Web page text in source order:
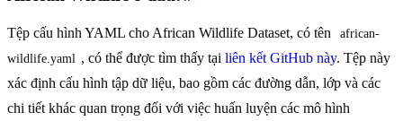
Tệp cấu hình YAML cho African Wildlife Dataset, có tên
african-
wildlife.yaml , có thể được tìm thấy tại liên kết GitHub này. Tệp này
xác định cấu hình tập dữ liệu, bao gồm các đường dẫn, lớp và các
chi tiết khác quan trọng đối với việc huấn luyện các mô hình